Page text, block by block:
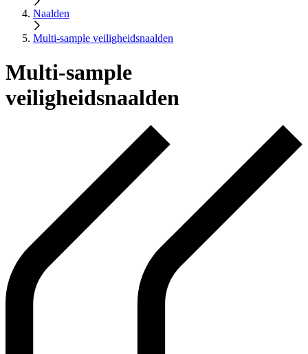
Naalden
Multi-sample veiligheidsnaalden
Multi-sample
veiligheidsnaalden